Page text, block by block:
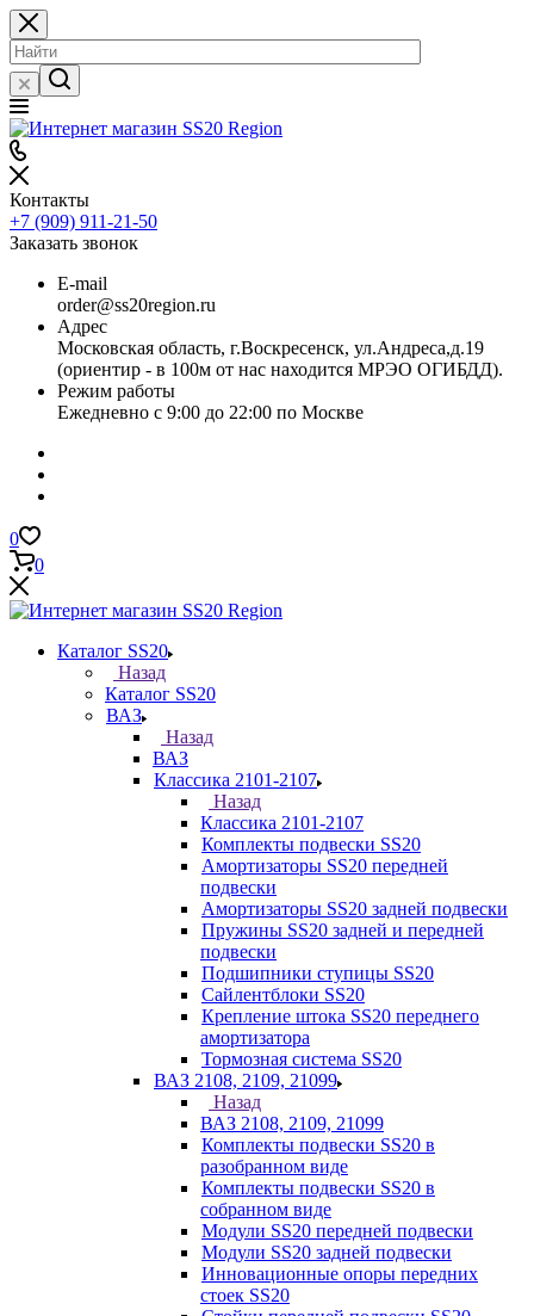
Контакты
+7 (909) 911-21-50
Заказать звонок
E-mail
order@ss20region.ru
Адрес
Московская область, г.Воскресенск, ул.Андреса,д.19
(ориентир - в 100м от нас находится МРЭО ОГИБДД).
Режим работы
Ежедневно с 9:00 до 22:00 по Москве
0
0
Каталог SS20
Назад
Каталог SS20
ВАЗ
Назад
ВАЗ
Классика 2101-2107
Назад
Классика 2101-2107
Комплекты подвески SS20
Амортизаторы SS20 передней
подвески
Амортизаторы SS20 задней подвески
Пружины SS20 задней и передней
подвески
Подшипники ступицы SS20
Сайлентблоки SS20
Крепление штока SS20 переднего
амортизатора
Тормозная система SS20
ВАЗ 2108, 2109, 21099
Назад
ВАЗ 2108, 2109, 21099
Комплекты подвески SS20 в
разобранном виде
Комплекты подвески SS20 в
собранном виде
Модули SS20 передней подвески
Модули SS20 задней подвески
Инновационные опоры передних
стоек SS20